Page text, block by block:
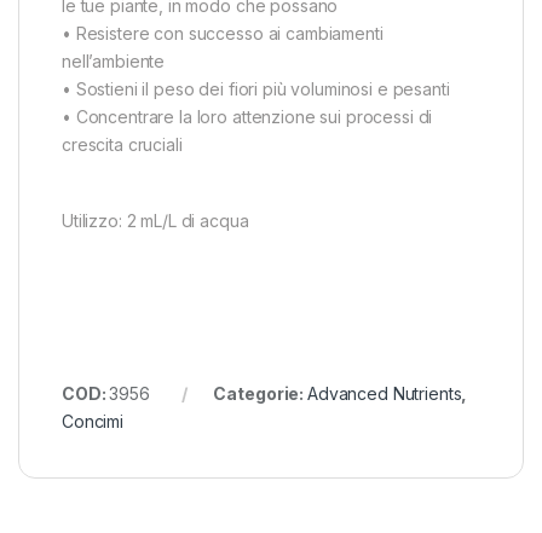
le tue piante, in modo che possano
• Resistere con successo ai cambiamenti
nell’ambiente
• Sostieni il peso dei fiori più voluminosi e pesanti
• Concentrare la loro attenzione sui processi di
crescita cruciali
Utilizzo: 2 mL/L di acqua
COD:3956 Categorie: Advanced Nutrients
Concimi